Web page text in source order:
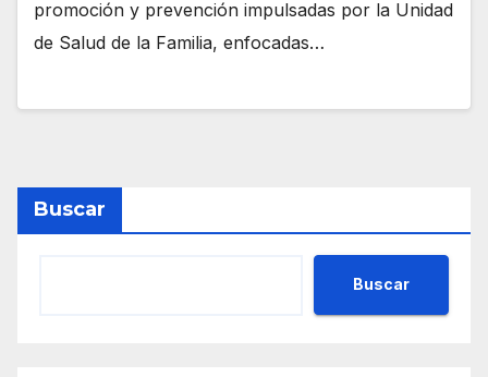
promoción y prevención impulsadas por la Unidad
de Salud de la Familia, enfocadas…
Buscar
Buscar